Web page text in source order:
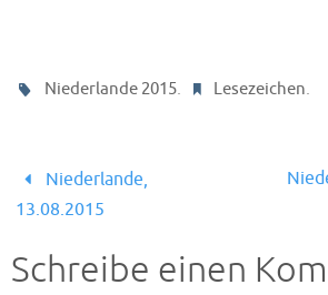
Niederlande 2015. Lesezeichen.
Niederlande,
13.08.2015
Schreibe einen